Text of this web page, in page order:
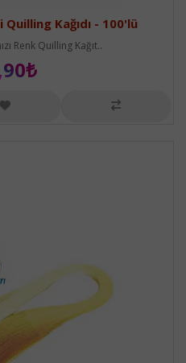
Quilling Kağıdı - 100'lü
Renk Quilling Kağıt..